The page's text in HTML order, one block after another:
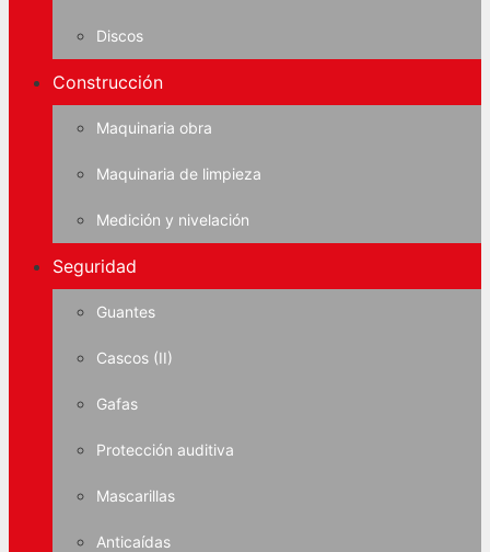
Discos
Construcción
Maquinaria obra
Maquinaria de limpieza
Medición y nivelación
Seguridad
Guantes
Cascos (II)
Gafas
Protección auditiva
Mascarillas
Anticaídas